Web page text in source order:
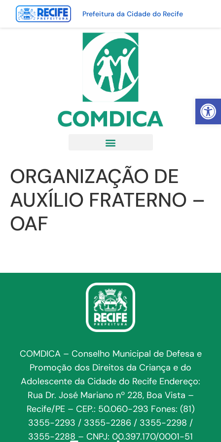
Abrir
Prefeitura da Cidade do Recife
ORGANIZAÇÃO DE
AUXÍLIO FRATERNO –
OAF
COMDICA – Conselho Municipal de Defesa e
Promoção dos Direitos da Criança e do
Adolescente da Cidade do Recife Endereço:
Rua Dr. José Mariano nº 228, Boa Vista –
Recife/PE – CEP.: 50.060-293 Fones: (81)
3355-2293 / 3355-2286 / 3355-2298 /
3355-2288 – CNPJ: 00.397.170/0001-51